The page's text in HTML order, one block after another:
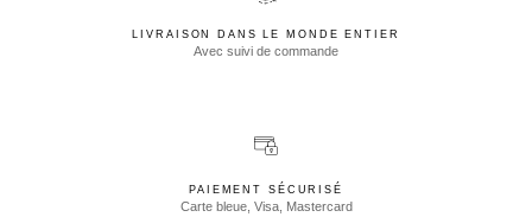
LIVRAISON DANS LE MONDE ENTIER
Avec suivi de commande
PAIEMENT SÉCURISÉ
Carte bleue, Visa, Mastercard